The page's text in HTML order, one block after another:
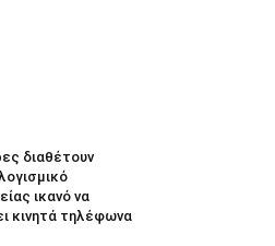
διαθέτουν
ικανό να
κινητά τηλέφωνα